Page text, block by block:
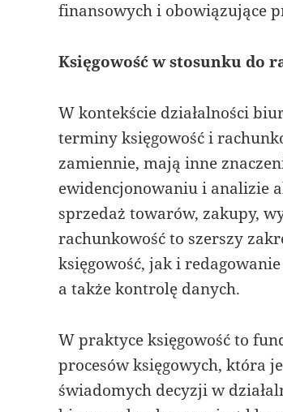
finansowych i obowiązujące
Księgowość w stosunku do
W kontekście działalności
terminy księgowość i
zamiennie, mają inne
ewidencjonowaniu i analizie
sprzedaż towarów, zakupy,
rachunkowość to szerszy
księgowość, jak i
a także kontrolę danych.
W praktyce księgowość to
procesów księgowych, która
świadomych decyzji w